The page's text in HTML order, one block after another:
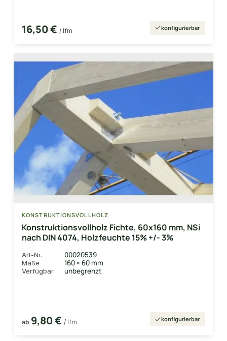
16,50 € / lfm konfigurierbar
KONSTRUKTIONSVOLLHOLZ
Konstruktionsvollholz Fichte, 60x160 mm, NSi
nach DIN 4074, Holzfeuchte 15% +/- 3%
Art-Nr. 00020539
Maße 160 × 60 mm
Verfügbar unbegrenzt
ab 9,80 € / lfm konfigurierbar